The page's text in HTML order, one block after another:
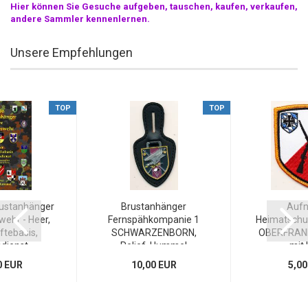
Hier können Sie Gesuche aufgeben, tauschen, kaufen, verkaufen,
andere Sammler kennenlernen.
Unsere Empfehlungen
TOP
- Heer,
EUR
TOP
Brustanhänger
Fernspähkompanie 1
SCHWARZENBORN,
Relief, Hummel
10,00 EUR
mit
5,00